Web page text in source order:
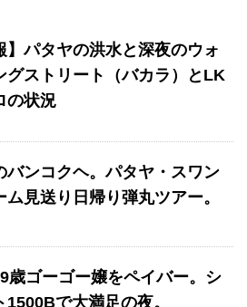
】パタヤの洪水と深夜のウォ
グストリート（バカラ）とLK
の状況
バンコクヘ。パタヤ・スワン
ム見送り日帰り弾丸ツアー。
歳ゴーゴー嬢をペイバー。シ
1500Bで大満足の夜。